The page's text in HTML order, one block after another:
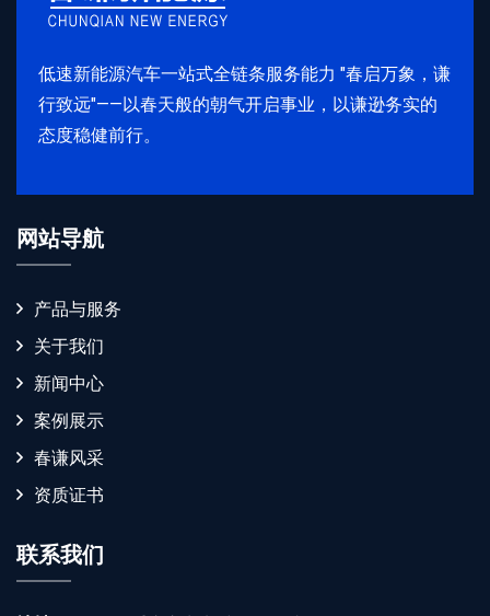
低速新能源汽车一站式全链条服务能力 "春启万象，谦
行致远"——以春天般的朝气开启事业，以谦逊务实的
态度稳健前行。
网站导航
产品与服务
关于我们
新闻中心
案例展示
春谦风采
资质证书
联系我们